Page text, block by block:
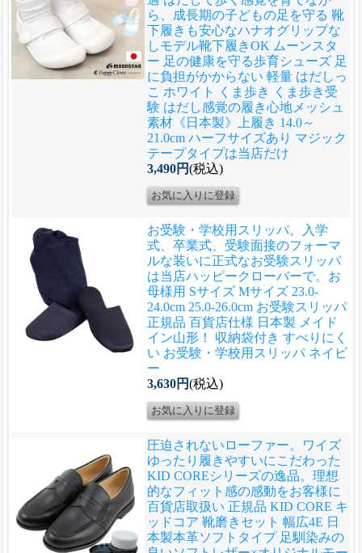
ら、成長期の子どもの足を守る 靴
下履きも安心なハナオグリップな
しモデル靴下履きOK ムーンスタ
ー 足の健康を守る歩育シューズ 足
に負担がかからない 軽量 はだしっ
こ ホワイト くま歩き くま歩き受
験 はだし感覚の履き心地メッシュ
素材《日本製》上履き 14.0～
21.0cm ハーフサイズあり マジック
テープタイプは当店だけ
3,490円(税込)
お受験・学校用スリッパ。入学
式、卒業式、受験面接のフォーマ
ルな装いに正式なお受験スリッパ
は当店ハッピークローバーで。 お
母様用 Sサイズ Mサイズ 23.0-
24.0cm 25.0-26.0cm お受験スリッパ
正規品 百貨店仕様 日本製 メイド
イン山形！ 収納袋付き すべりにく
い お受験・学校用スリッパ ネイビ
ー
3,630円(税込)
圧迫されないローファー。ワイズ
ゆったり履きやすいにこだわった
KID COREシリーズの逸品。理想
的なフィット感の感動をお客様に
百貨店取扱い 正規品 KID CORE キ
ッドコア 靴磨きセット 幅広4E 日
本製本革ソフトタイプ 足馴染みの